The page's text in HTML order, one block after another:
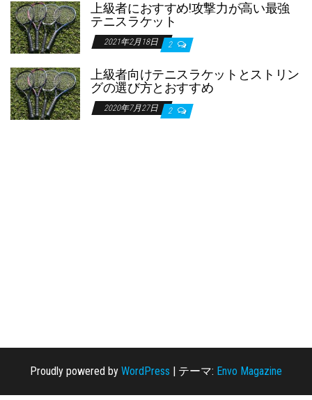
上級者におすすめ!攻撃力が高い最強
テニスラケット
2021年2月18日 2
上級者向けテニスラケットとストリン
グの選び方とおすすめ
2020年7月27日 2
Proudly powered by WordPress テーマ: Envo Magazine